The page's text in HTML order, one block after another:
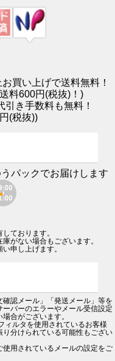
買い上げで送料無料！
料600円(税抜)！)
き手数料も無料！
(税抜))
パックでお届けします
ております。
がない場合もございます。
申し上げます。
認メール」「発送メール」等を
バーのエラーやメール受信設定
合がございます。
ィルタを使用されているお客様
分けられている可能性もござい
用されているメールの設定をご